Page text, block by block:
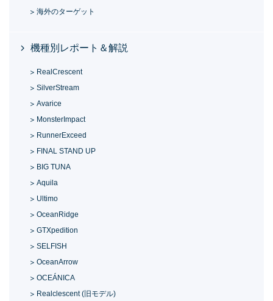
海外のターゲット
機種別レポート＆解説
RealCrescent
SilverStream
Avarice
MonsterImpact
RunnerExceed
FINAL STAND UP
BIG TUNA
Aquila
Ultimo
OceanRidge
GTXpedition
SELFISH
OceanArrow
OCEÁNICA
Realclescent (旧モデル)